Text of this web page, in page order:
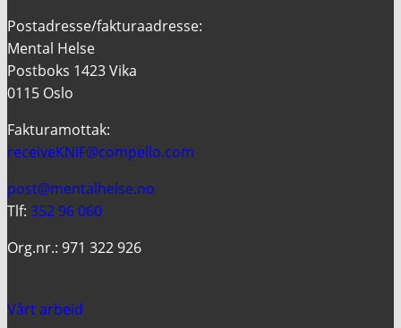
Postadresse/fakturaadresse:
Mental Helse
Postboks 1423 Vika
0115 Oslo
Fakturamottak:
receiveKNIF@compello.com
post@mentalhelse.no
Tlf: 352 96 060
Org.nr.: 971 322 926
Vårt arbeid